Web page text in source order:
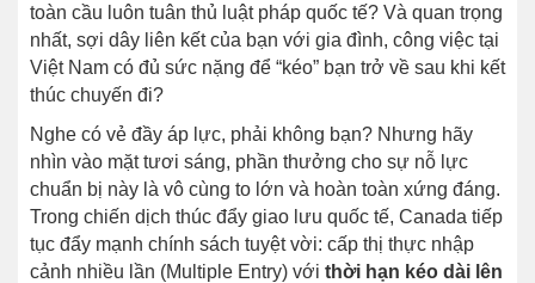
toàn cầu luôn tuân thủ luật pháp quốc tế? Và quan trọng
nhất, sợi dây liên kết của bạn với gia đình, công việc tại
Việt Nam có đủ sức nặng để “kéo” bạn trở về sau khi kết
thúc chuyến đi?
Nghe có vẻ đầy áp lực, phải không bạn? Nhưng hãy
nhìn vào mặt tươi sáng, phần thưởng cho sự nỗ lực
chuẩn bị này là vô cùng to lớn và hoàn toàn xứng đáng.
Trong chiến dịch thúc đẩy giao lưu quốc tế, Canada tiếp
tục đẩy mạnh chính sách tuyệt vời: cấp thị thực nhập
cảnh nhiều lần (Multiple Entry) với thời hạn kéo dài lên